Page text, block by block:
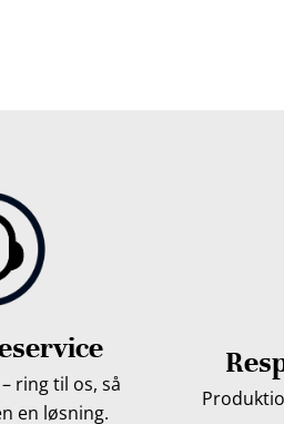
ring til os, så
en løsning.